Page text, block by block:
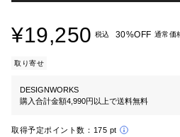
¥19,250 税込 30%OFF 通常価
取り寄せ
DESIGNWORKS
購入合計金額4,990円以上で送料無料
取得予定ポイント数： 175 pt